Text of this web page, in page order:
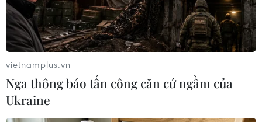
vietnamplus.vn
Nga thông báo tấn công căn cứ ngầm của
Ukraine